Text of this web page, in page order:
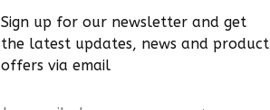
Sign up for our newsletter and get
the latest updates, news and product
offers via email